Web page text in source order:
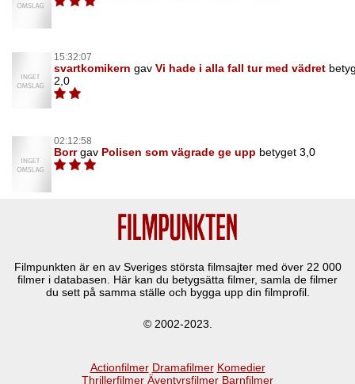
15:32:07
svartkomikern gav Vi hade i alla fall tur med vädret
2,0
02:12:58
Borrgav Polisen som vägrade ge upp betyget 3,0
Filmpunkten är en av Sveriges största filmsajter med över 22 000
filmer i databasen. Här kan du betygsätta filmer, samla de filmer
du sett på samma ställe och bygga upp din filmprofil.
© 2002-2023.
Actionfilmer Dramafilmer Komedier
Thrillerfilmer Äventyrsfilmer Barnfilmer